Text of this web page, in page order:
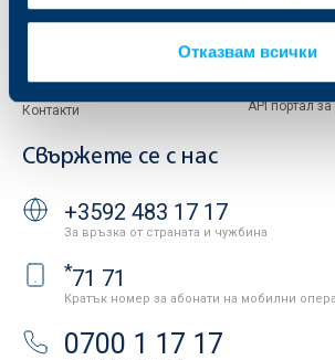
Отказвам всички
ОББ Галерия
Вашето мнение
Контакти
Защита на
Важни
API портал
Свържете се с нас
+3592 483 17 17
За връзка от страната и чужбина
*71 71
Кратък номер за абонати на мобилни
0700 1 17 17